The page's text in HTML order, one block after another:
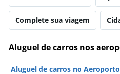
Complete sua viagem
Aluguel de carros nos
Aluguel de carros no